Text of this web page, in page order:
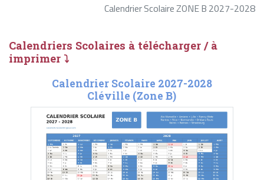
Calendrier Scolaire ZONE B 2027-2028
Calendriers Scolaires à télécharger / à
imprimer ⤵
Calendrier Scolaire 2027-2028
Cléville (Zone B)